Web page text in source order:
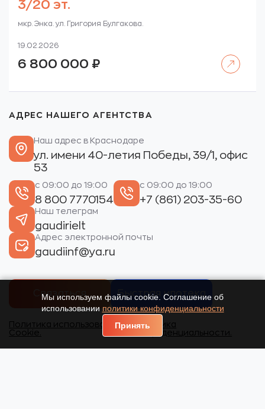
3/20 эт.
мкр. Энка. ул. Григория Булгакова.
19.02.2026
6 800 000 ₽
АДРЕС НАШЕГО АГЕНТСТВА
Наш адрес в Краснодаре
ул. имени 40-летия Победы, 39/1, офис
53
с 09:00 до 19:00
8 800 7770154
с 09:00 до 19:00
+7 (861) 203-35-60
Наш телеграм
gaudirielt
Адрес электронной почты
gaudiinf@ya.ru
Связаться Быстрая ипотека
Политика использования
Cookie.
Политика
конфиденциальности.
Мы используем файлы cookie. Соглашение об
использовании политики конфиденциальности
Принять